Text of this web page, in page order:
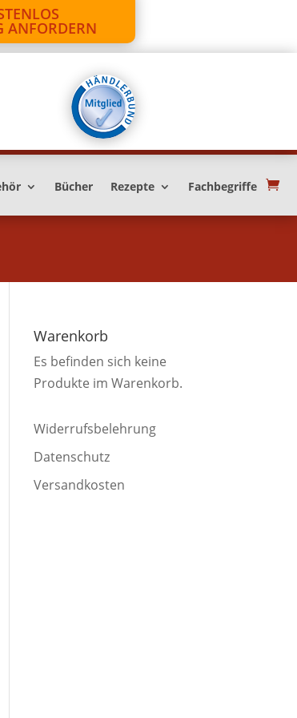
ANFORDERN
Bücher Rezepte Fachbegriffe
Warenkorb
Es befinden sich keine
Produkte im Warenkorb.
Widerrufsbelehrung
Datenschutz
Versandkosten